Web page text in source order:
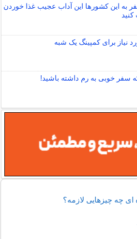
به این کشورها این آداب عجیب غذا خوردن
کنید
نیاز برای کمپینگ یک شبه
سفر خوبی به رم داشته باشید!
چه چیزهایی لازمه؟